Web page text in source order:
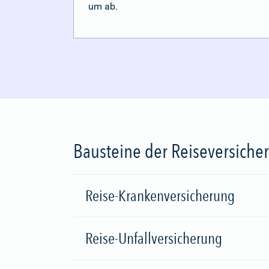
um ab.
Bausteine der
Reise-Krankenversicherung
Reise-Unfallversicherung